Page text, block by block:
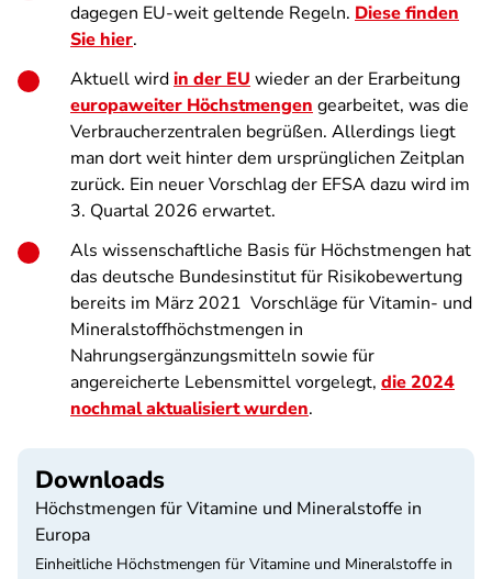
dagegen EU-weit geltende Regeln. Diese finden
Sie hier.
Aktuell wirdin der EU wieder an der Erarbeitung
europaweiter Höchstmengen gearbeitet, was die
Verbraucherzentralen begrüßen. Allerdings liegt
man dort weit hinter dem ursprünglichen Zeitplan
zurück. Ein neuer Vorschlag der EFSA dazu wird im
3. Quartal 2026 erwartet.
Als wissenschaftliche Basis für Höchstmengen hat
das deutsche Bundesinstitut für Risikobewertung
bereits im März 2021 Vorschläge für Vitamin- und
Mineralstoffhöchstmengen in
Nahrungsergänzungsmitteln sowie für
angereicherte Lebensmittelvorgelegt, die 2024
nochmal aktualisiert wurden.
Downloads
Höchstmengen für Vitamine und Mineralstoffe in
Europa
Einheitliche Höchstmengen für Vitamine und Mineralstoffe in